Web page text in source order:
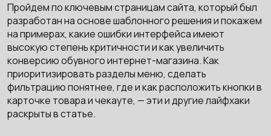
Пройдем по ключевым страницам сайта, который был
разработан на основе шаблонного решения и покажем
на примерах, какие ошибки интерфейса имеют
высокую степень критичности и как увеличить
конверсию обувного интернет-магазина. Как
приоритизировать разделы меню, сделать
фильтрацию понятнее, где и как расположить кнопки в
карточке товара и чекауте, — эти и другие лайфхаки
раскрыты в статье.